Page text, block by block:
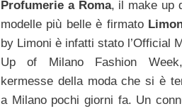
Profumerie a Roma, il make up
modelle più belle è firmato
by Limoni è infatti stato l’Official
Up of Milano Fashion
kermesse della moda che si è
a Milano pochi giorni fa. Un